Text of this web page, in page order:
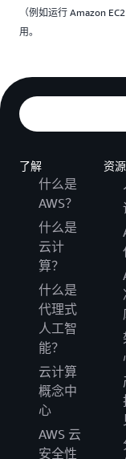
（例如运行 Amazon
用。
了解
什么是
AWS？
什么是
云计
算？
什么是
代理式
人工智
能？
云计算
概念中
心
AWS 云
安全性
资源